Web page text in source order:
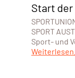
Start
SPORT
Sport- und
Weiterlesen...